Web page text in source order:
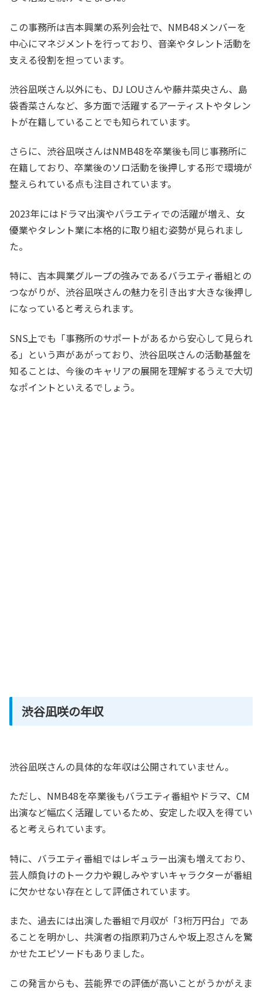
この事務所は吉本興業の系列会社で、NMB48メンバーを
中心にマネジメントを行っており、音楽やタレント活動を
支える役割を担っています。
渋谷凪咲さん以外にも、DJ LOUさんや藤井菜央さん、島
袋香菜さんなど、多方面で活躍するアーティストやタレン
トが在籍していることでも知られています。
さらに、渋谷凪咲さんはNMB48を卒業後も同じ事務所に
在籍しており、卒業後のソロ活動を後押しする形で環境が
整えられている点も注目されています。
2023年にはドラマ出演やバラエティでの活躍が増え、女
優業やタレント業に本格的に取り組む姿勢が見られまし
た。
特に、吉本興業グループの強みであるバラエティ番組との
つながりが、渋谷凪咲さんの魅力を引き出す大きな後押し
になっていると考えられます。
SNS上でも「事務所のサポートがあるから安心して見られ
る」という声があがっており、渋谷凪咲さんの活動基盤を
知ることは、今後のキャリアの展開を理解するうえで大切
なポイントといえるでしょう。
渋谷凪咲の年収
渋谷凪咲さんの具体的な年収は公開されていません。
ただし、NMB48を卒業後もバラエティ番組やドラマ、CM
出演など幅広く活躍しているため、安定した収入を得てい
ると考えられています。
特に、バラエティ番組ではレギュラー出演も増えており、
芸人顔負けのトーク力や親しみやすいキャラクターが番組
に欠かせない存在として評価されています。
また、過去には出演した番組で月収が「3桁万円台」であ
ることを明かし、共演者の指原莉乃さんや坂上忍さんを驚
かせたエピソードもありました。
この発言からも、芸能界での評価が高いことがうかがえま